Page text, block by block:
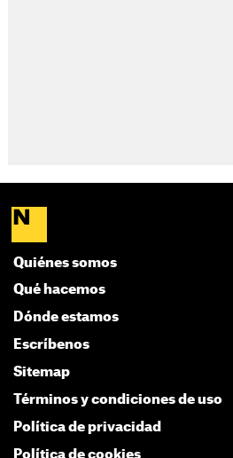
Quiénes somos
Qué hacemos
Dónde estamos
Escríbenos
Sitemap
Términos y condiciones de uso
Política de privacidad
Política de cookies